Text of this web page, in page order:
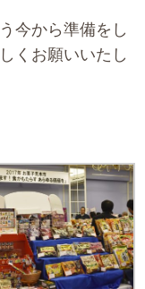
今から準備をし
くお願いいたし